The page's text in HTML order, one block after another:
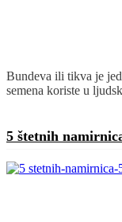
Bundeva ili tikva je
semena koriste u
5 štetnih